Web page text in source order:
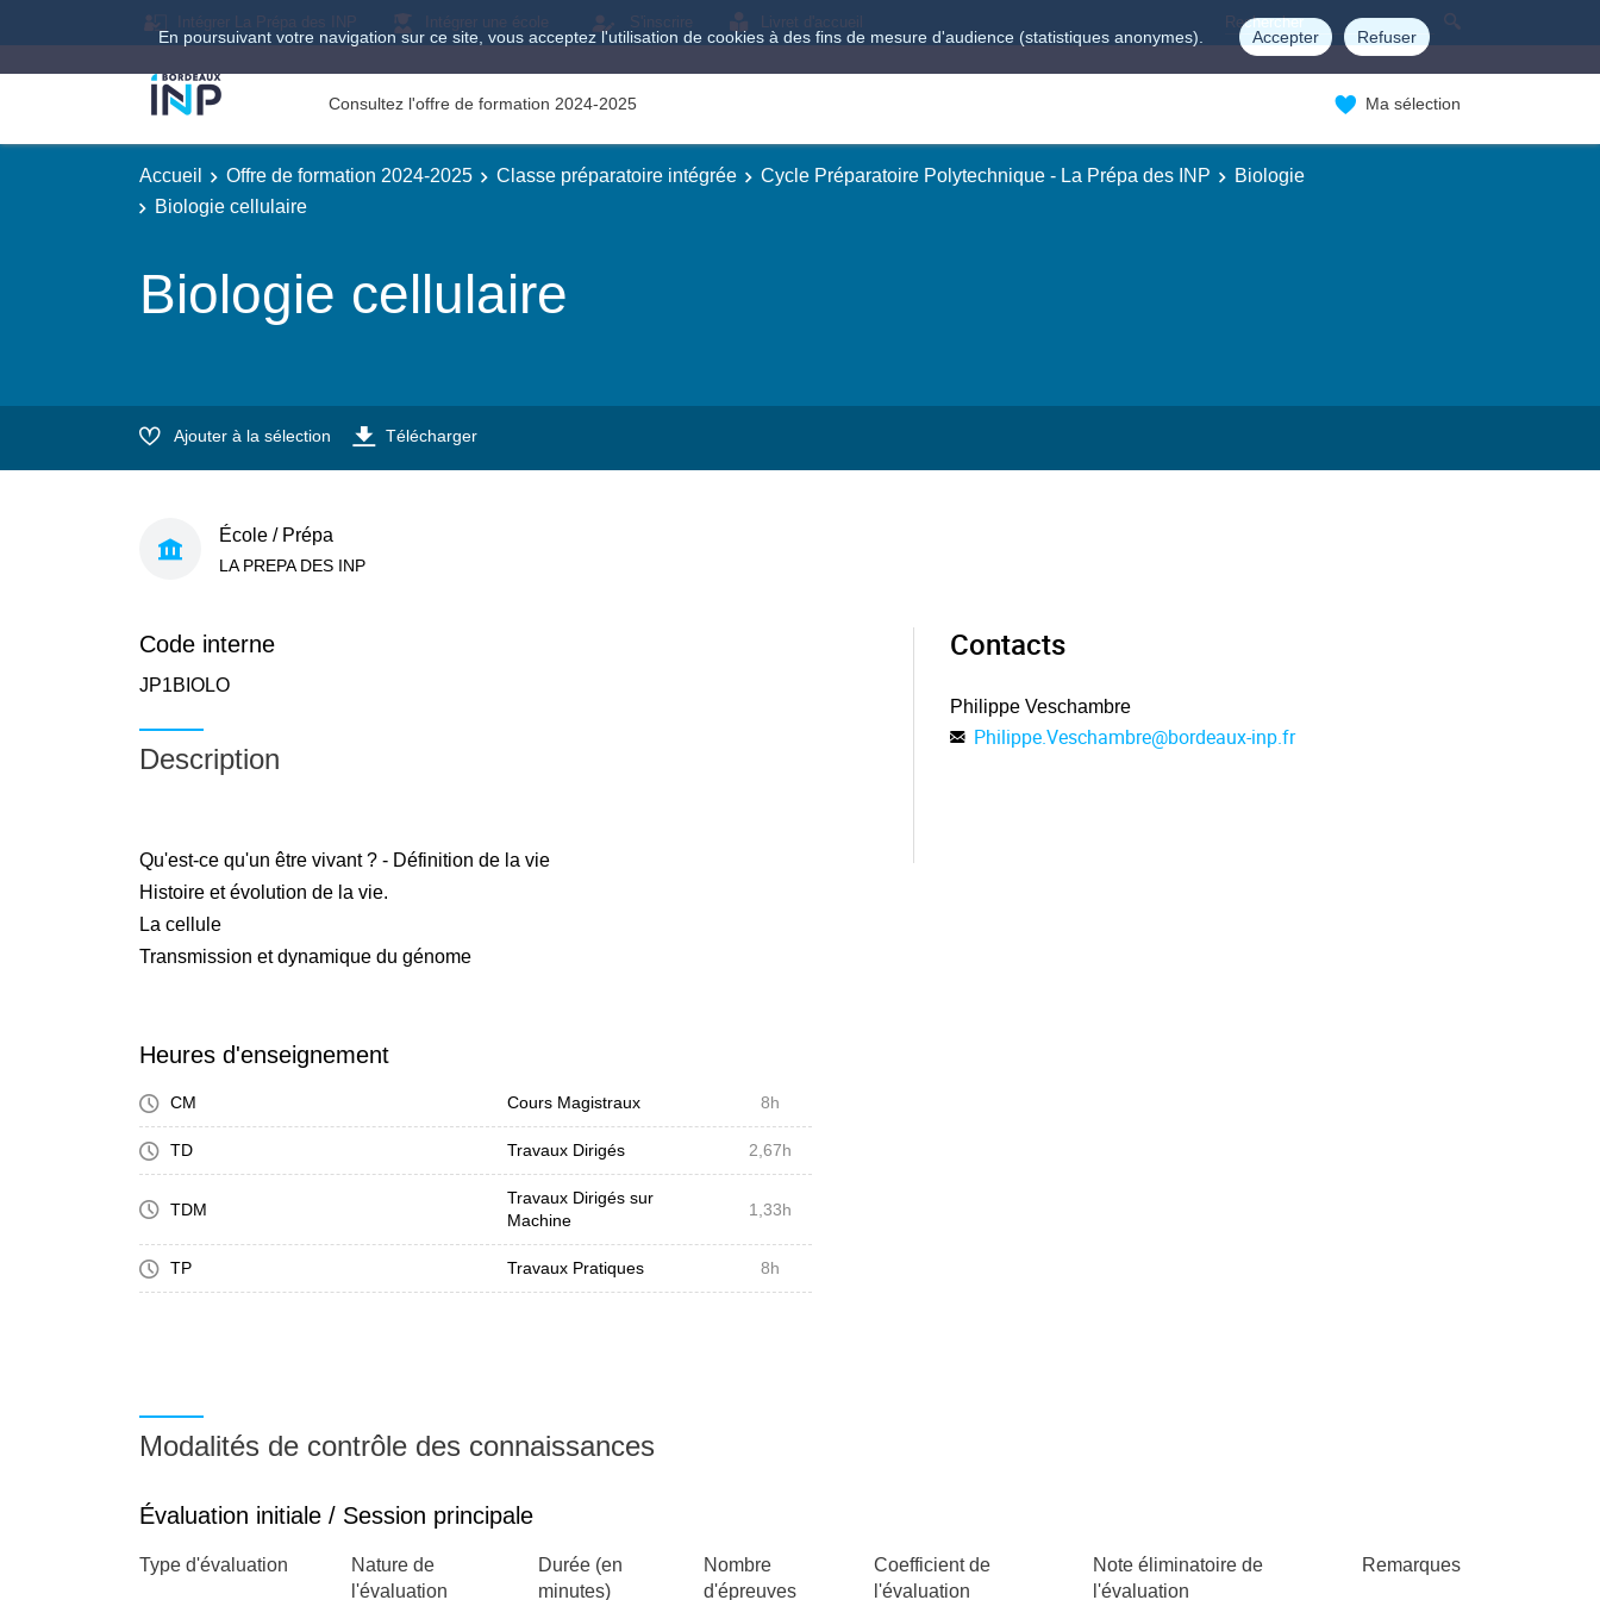
En poursuivant votre navigation sur ce site, vous acceptez l'utilisation de cookies à des fins de mesure d'audience (statistiques anonymes). Accepter Refuser
Intégrer La Prépa des INP Intégrer une école S'inscrire Livret d'accueil
Consultez l'offre de formation 2024-2025 Ma sélection
Accueil Offre de formation 2024-2025 Classe préparatoire intégrée Cycle Préparatoire Polytechnique - La Prépa des INP
Biologie
Biologie cellulaire
Biologie cellulaire
Ajouter à la sélection Télécharger
École / Prépa
LA PREPA DES INP
Code interne
JP1BIOLO
Description
Qu'est-ce qu'un être vivant ? - Définition de la vie
Histoire et évolution de la vie.
La cellule
Transmission et dynamique du génome
Heures d'enseignement
CM Cours Magistraux 8h
TD Travaux Dirigés 2,67h
TDM
Travaux Dirigés sur
Machine
1,33h
TP Travaux Pratiques 8h
Contacts
Philippe Veschambre
Philippe.Veschambre@bordeaux-inp.fr
Modalités de contrôle des connaissances
Évaluation initiale / Session principale
Type d'évaluation
Nature de
l'évaluation
Durée (en
minutes)
Nombre
d'épreuves
Coefficient de
l'évaluation
Note éliminatoire de
l'évaluation
Remarques